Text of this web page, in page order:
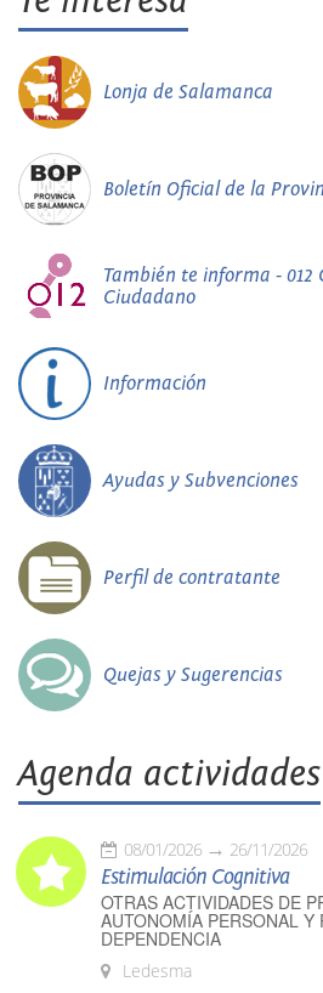
Lonja de Salamanca
Boletín Oficial de la
También te informa - 012
Ciudadano
Información
Ayudas y Subvenciones
Perfil de contratante
Quejas y Sugerencias
Agenda actividades
08/01/2026 26/11/2026
Estimulación Cognitiva
OTRAS ACTIVIDADES DE
AUTONOMÍA PERSONAL Y
DEPENDENCIA
Ledesma